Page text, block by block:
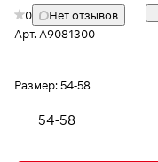
0
Нет отзывов
Арт. A9081300
Размер:54-58
54-58